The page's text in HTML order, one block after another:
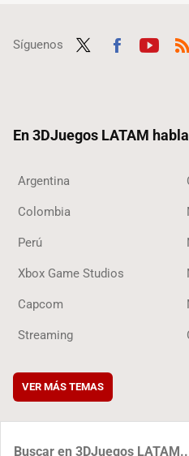
Síguenos
En 3DJuegos LATAM
Argentina
Colombia
Perú
Xbox Game Studios
Capcom
Streaming
VER MÁS TEMAS